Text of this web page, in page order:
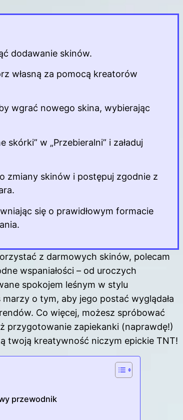
dodawanie skinów.
własną za pomocą kreatorów
wgrać nowego skina, wybierając
skórki” w „Przebieralni” i załaduj
zmiany skinów i postępuj zgodnie z
się o prawidłowym formacie
z darmowych skinów, polecam
wspaniałości – od uroczych
spokojem leśnym w stylu
o tym, aby jego postać wyglądała
Co więcej, możesz spróbować
przygotowanie zapiekanki (naprawdę!)
twoją kreatywność niczym epickie TNT!
przewodnik